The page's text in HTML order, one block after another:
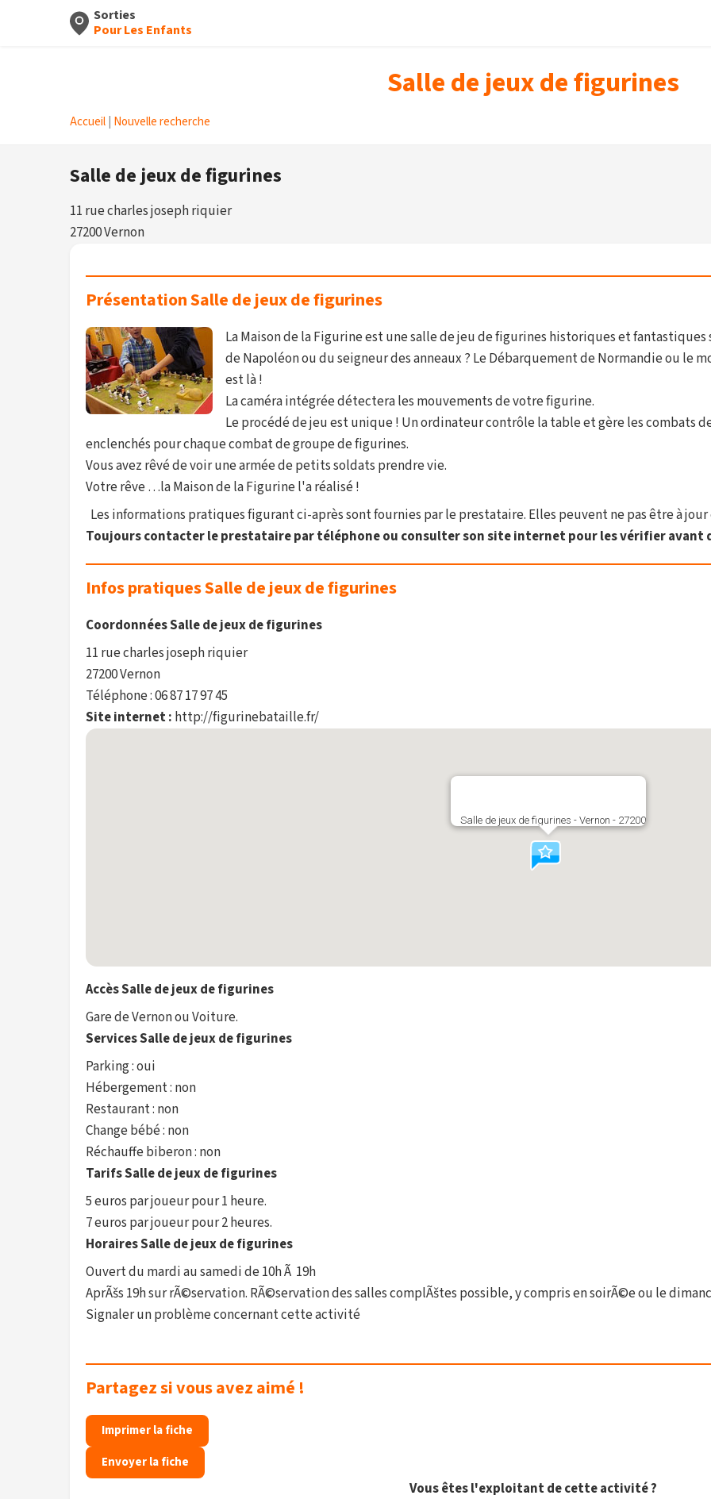
Sorties
Pour Les Enfants
Salle de jeux de figurines
Accueil Nouvelle recherche
Salle de jeux de figurines
11 rue charles joseph riquier
27200 Vernon
Présentation Salle de jeux de figurines
La Maison de la Figurine est une salle de jeu de figurines historiques et
de Napoléon ou du seigneur des anneaux ? Le Débarquement de Normandie ou le
est là !
La caméra intégrée détectera les mouvements de votre figurine.
Le procédé de jeu est unique ! Un ordinateur contrôle la table et gère les combats
enclenchés pour chaque combat de groupe de figurines.
Vous avez rêvé de voir une armée de petits soldats prendre vie.
Votre rêve …la Maison de la Figurine l'a réalisé !
Les informations pratiques figurant ci-après sont fournies par le prestataire. Elles peuvent ne pas être à
Toujours contacter le prestataire par téléphone ou consulter son site internet pour les vérifier avant
Infos pratiques Salle de jeux de figurines
Coordonnées Salle de jeux de figurines
11 rue charles joseph riquier
27200 Vernon
Téléphone : 06 87 17 97 45
Site internet : http://figurinebataille.fr/
Salle de jeux de figurines - Vernon - 27200
Accès Salle de jeux de figurines
Gare de Vernon ou Voiture.
Services Salle de jeux de figurines
Parking : oui
Hébergement : non
Restaurant : non
Change bébé : non
Réchauffe biberon : non
Tarifs Salle de jeux de figurines
5 euros par joueur pour 1 heure.
7 euros par joueur pour 2 heures.
Horaires Salle de jeux de figurines
Ouvert du mardi au samedi de 10h Ã 19h
AprÃšs 19h sur rÃ©servation. RÃ©servation des salles complÃštes possible, y compris en soirÃ©e ou le
Signaler un problème concernant cette activité
Partagez si vous avez aimé !
Imprimer la fiche
Envoyer la fiche
Vous êtes l'exploitant de cette activité ?